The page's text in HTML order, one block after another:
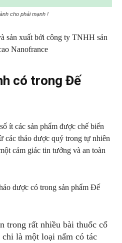
cho phái mạnh !
sản xuất bởi công ty TNHH sản
Nanofrance
có trong Đế
ít các sản phẩm được chế biến
các thảo dược quý trong tự nhiên
cảm giác tin tưởng và an toàn
dược có trong sản phẩm Đế
trong rất nhiều bài thuốc cổ
là một loại nấm có tác